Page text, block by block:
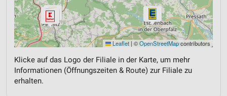
Leaflet | ©OpenStreetMapcontributors
Klicke auf das Logo der Filiale in der Karte, um mehr
Informationen (Öffnungszeiten & Route) zur Filiale zu
erhalten.